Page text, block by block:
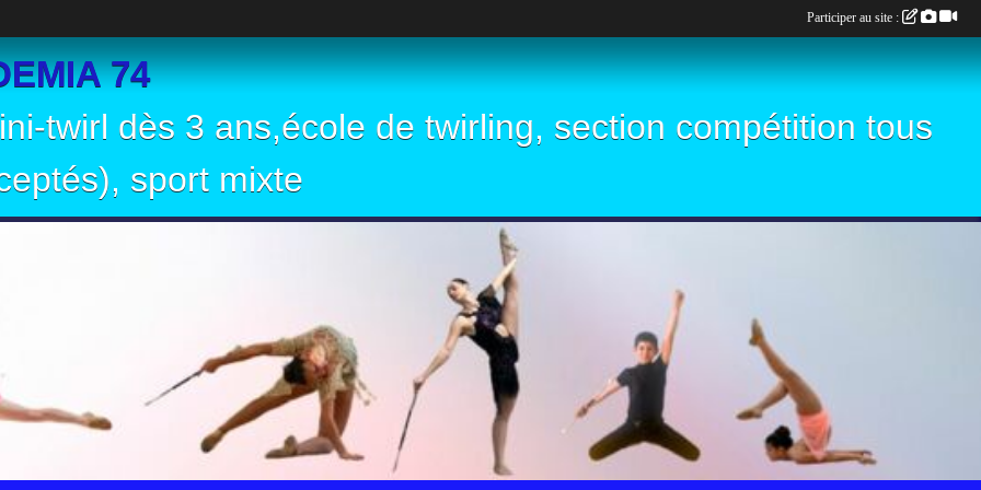
74
twirl dès 3 ans,école de twirling, section compétition tous
sport mixte
Participer au site :